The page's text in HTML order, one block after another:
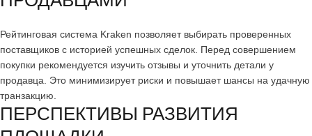
Рейтинговая система Kraken позволяет выбирать проверенных
поставщиков с историей успешных сделок. Перед совершением
покупки рекомендуется изучить отзывы и уточнить детали у
продавца. Это минимизирует риски и повышает шансы на удачную
транзакцию.
ПЕРСПЕКТИВЫ РАЗВИТИЯ